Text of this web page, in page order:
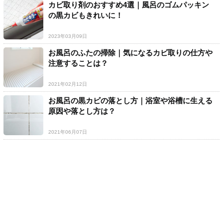
カビ取り剤のおすすめ4選｜風呂のゴムパッキン
の黒カビもきれいに！
2023年03月09日
お風呂のふたの掃除｜気になるカビ取りの仕方や
注意することは？
2021年02月12日
お風呂の黒カビの落とし方｜浴室や浴槽に生える
原因や落とし方は？
2021年06月07日